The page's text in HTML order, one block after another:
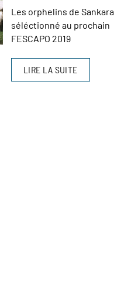
Les orphelins de Sankara
séléctionné au prochain
FESCAPO 2019
LIRE LA SUITE